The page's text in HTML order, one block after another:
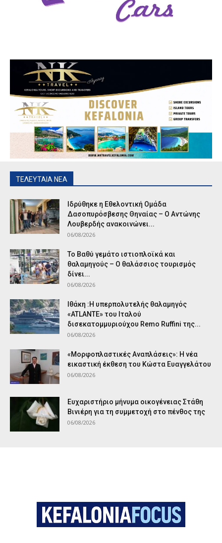
ΤΕΛΕΥΤΑΙΑ ΝΕΑ
Ιδρύθηκε η Εθελοντική Ομάδα
Δασοπυρόσβεσης Θηναίας – Ο Αντώνης
Λουβερδής ανακοινώνει...
06/08/2026
Το Βαθύ γεμάτο ιστιοπλοϊκά και
θαλαμηγούς – Ο θαλάσσιος τουρισμός
δίνει...
06/08/2026
Ιθάκη :Η υπερπολυτελής θαλαμηγός
«ATLANTE» του Ιταλού
δισεκατομμυριούχου Remo Ruffini της...
06/08/2026
«Μορφοπλαστικές Αναπλάσεις»: Η νέα
εικαστική έκθεση του Κώστα Ευαγγελάτου
06/08/2026
Ευχαριστήριο μήνυμα οικογένειας Στάθη
Βινιέρη για τη συμμετοχή στο πένθος της
06/08/2026